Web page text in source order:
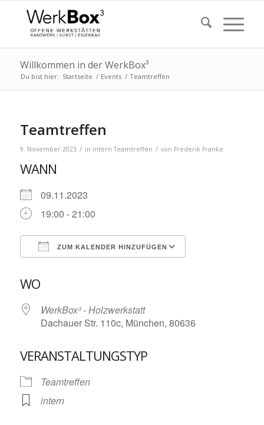
Willkommen in der WerkBox³
Du bist hier: Startseite / Events / Teamtreffen
Teamtreffen
9. November 2023 / in intern Teamtreffen / von Frederik Franke
WANN
09.11.2023
19:00 - 21:00
ZUM KALENDER HINZUFÜGEN
WO
WerkBox³ - Holzwerkstatt
Dachauer Str. 110c, München, 80636
VERANSTALTUNGSTYP
Teamtreffen
intern